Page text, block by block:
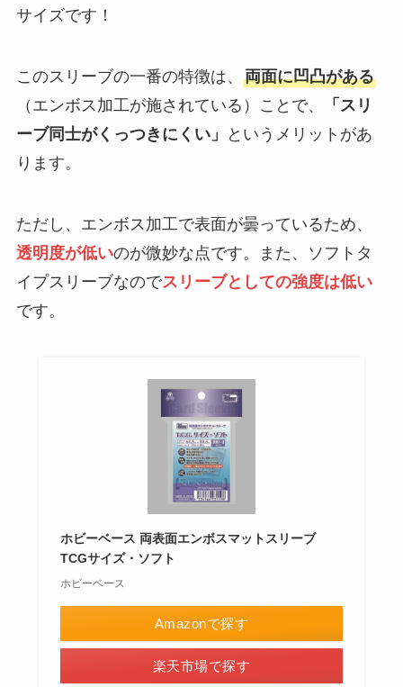
サイズです！
このスリーブの一番の特徴は、 両面に凹凸がある
（エンボス加工が施されている）ことで、
「スリ
ーブ同士がくっつきにくい」
というメリットがあ
ります。
ただし、エンボス加工で表面が曇っているため、
透明度が低いのが微妙な点です。また、ソフトタ
イプスリーブなのでスリーブとしての強度は低い
です。
ホビーベース 両表面エンボスマットスリーブ
TCGサイズ・ソフト
ホビーベース
Amazonで探す
楽天市場で探す